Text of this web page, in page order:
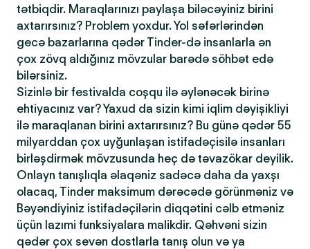
tətbiqdir. Maraqlarınızı paylaşa biləcəyiniz birini
axtarırsınız? Problem yoxdur. Yol səfərlərindən
gecə bazarlarına qədər Tinder-də insanlarla ən
çox zövq aldığınız mövzular barədə söhbət edə
bilərsiniz.
Sizinlə bir festivalda coşqu ilə əylənəcək birinə
ehtiyacınız var? Yaxud da sizin kimi iqlim dəyişikliyi
ilə maraqlanan birini axtarırsınız? Bu günə qədər 55
milyarddan çox uyğunlaşan istifadəçisilə insanları
birləşdirmək mövzusunda heç də təvazökar deyilik.
Onlayn tanışlıqla əlaqəniz sadəcə daha da yaxşı
olacaq, Tinder maksimum dərəcədə görünməniz və
Bəyəndiyiniz istifadəçilərin diqqətini cəlb etməniz
üçün lazımi funksiyalara malikdir. Qəhvəni sizin
qədər çox sevən dostlarla tanış olun və ya